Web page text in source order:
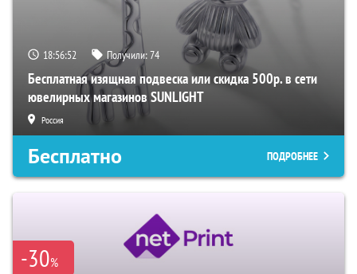
18:56:51 Получили:74
Бесплатная изящная подвеска или скидка 500р. в сети
ювелирных магазинов SUNLIGHT
Россия
Бесплатно ПОДРОБНЕЕ
-30%